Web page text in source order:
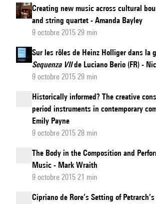
Creating new music across cultural
and string quartet - Amanda Bayley
9 octobre 2015 29 min
Sur les rôles de Heinz Holliger dans la
Sequenza VIIde Luciano Berio (FR) -
9 octobre 2015 29 min
Historically informed? The creative
period instruments in contemporary
Emily Payne
9 octobre 2015 28 min
The Body in the Composition and
Music - Mark Wraith
9 octobre 2015 21 min
Cipriano de Rore’s Setting of